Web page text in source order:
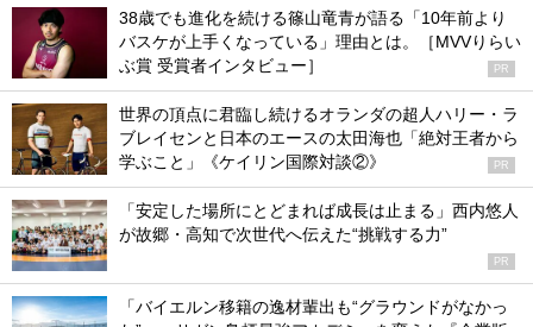
38歳でも進化を続ける篠山竜青が語る「10年前より
バスケが上手くなっている」理由とは。［MVVりらい
ぶ賞 受賞者インタビュー］
PR
世界の頂点に君臨し続けるオランダの超人ハリー・ラ
ブレイセンと日本のエースの太田海也「絶対王者から
学ぶこと」《ケイリン国際対談②》
PR
「安定した場所にとどまれば成長は止まる」西内悠人
が故郷・高知で次世代へ伝えた“挑戦する力”
PR
「バイエルン移籍の逸材輩出も“グラウンドがなかっ